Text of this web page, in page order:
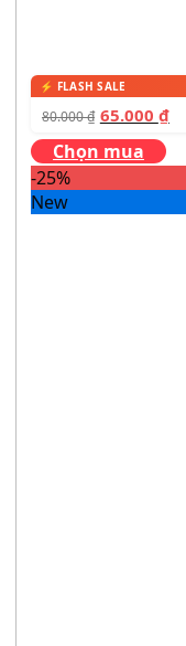
80.000₫ 65.000 ₫
Chọn mua
-25%
New